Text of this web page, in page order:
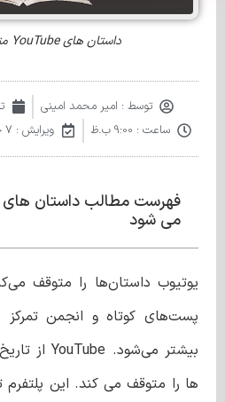
داستان های YouTube متوقف می شود
توسط : امیر محمد امینی
ساعت : 9:00 ب.ظ ویرایش : 7 خرداد 1402
می شود
یوتیوب داستان‌ها را متوقف
پست‌های کوتاه و انجمن